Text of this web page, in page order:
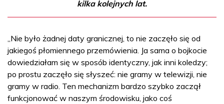
kilka kolejnych lat.
„Nie było żadnej daty granicznej, to nie zaczęło się od
jakiegoś płomiennego przemówienia. Ja sama o bojkocie
dowiedziałam się w sposób identyczny, jak inni koledzy;
po prostu zaczęło się słyszeć: nie gramy w telewizji, nie
gramy w radio. Ten mechanizm bardzo szybko zaczął
funkcjonować w naszym środowisku, jako coś